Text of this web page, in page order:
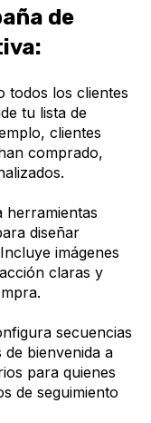
de
todos los clientes
tu lista de
clientes
comprado,
herramientas
diseñar
imágenes
claras y
secuencias
bienvenida a
para quienes
de seguimiento